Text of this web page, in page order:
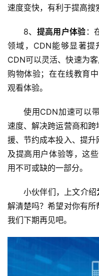
安
全
l
u
x
运
维
速度变快，有利于提高搜
8、 提高用户体验 ：
领域，CDN能够显著提
CDN可以灵活、快速为
购物体验；在在线教育
观看体验。
使用CDN加速可以
速度、解决跨运营商和
援、节约成本投入、提
及提高用户体验等，这
用不可或缺的一部分。
小伙伴们，上文介绍
解清楚吗？希望对你有
我们下期再见吧。